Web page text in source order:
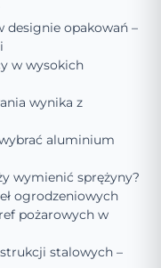
opakowań –
w wysokich
wynika z
aluminium
wymienić sprężyny?
ogrodzeniowych
pożarowych w
stalowych –